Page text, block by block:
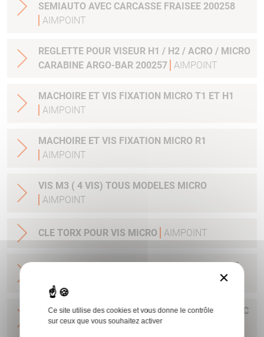
SEMIAUTO AVEC CARCASSE FRAISEE 200258
AIMPOINT
REGLETTE POUR VISEUR H1 / H2 / ACRO / MICRO
CARABINE ARGO-BAR 200257 AIMPOINT
MACHOIRE ET VIS FIXATION MICRO T1 ET H1
AIMPOINT
MACHOIRE ET VIS FIXATION MICRO R1
AIMPOINT
VIS M3 ( 4 VIS) TOUS MODELES MICRO
AIMPOINT
CLE TORX POUR VIS MICRO AIMPOINT
BASE MICRO POUR RAIL 11 MM AVEC CLEF ET
BASE POUR H1&H2&ACRO&MICRO SAFARI AVEC
CLEF ET VIS AIMPOINT
×
Ce site utilise des cookies et vous donne le contrôle
sur ceux que vous souhaitez activer